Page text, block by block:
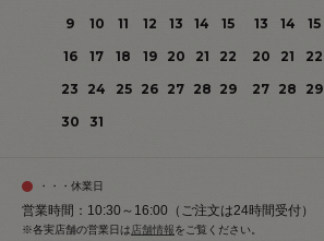
9
10 11 12 13 14
15
16
17 18 19 20 21
22
23
24 25 26 27 28 29
30
31
13
14 15
20
21 22
27 28 29
・・・休業日
営業時間：10:30～16:00（ご注文は24時間受付）
※各実店舗の営業日は 店舗情報をご覧ください。